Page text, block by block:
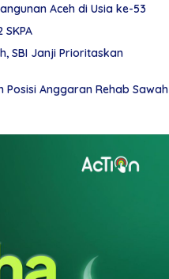
Aceh di Usia ke-53
SBI Janji Prioritaskan
Posisi Anggaran Rehab Sawah